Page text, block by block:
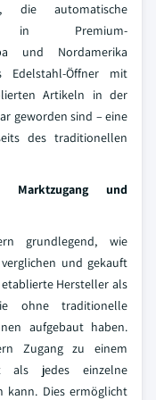
die automatische
in Premium-
und Nordamerika
Edelstahl-Öffner mit
Artikeln in der
geworden sind – eine
des traditionellen
Marktzugang und
grundlegend, wie
und gekauft
Hersteller als
ohne traditionelle
aufgebaut haben.
Zugang zu einem
als jedes einzelne
kann. Dies ermöglicht